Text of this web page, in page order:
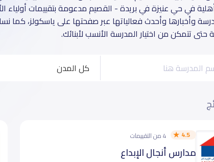
في حي عنيزة في بريدة - القصيم مدعومة بتقييمات أولياء
وأخبارها وأحدث فعالياتها عبر صفحتها على ياسكولز، كما
تتمكن من اختيار المدرسة الأنسب لأبنائك.
كل المدن
4.5 4 من التقييمات
مدارس أنجال الإبداع